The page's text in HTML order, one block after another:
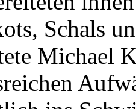
Schals
Michael